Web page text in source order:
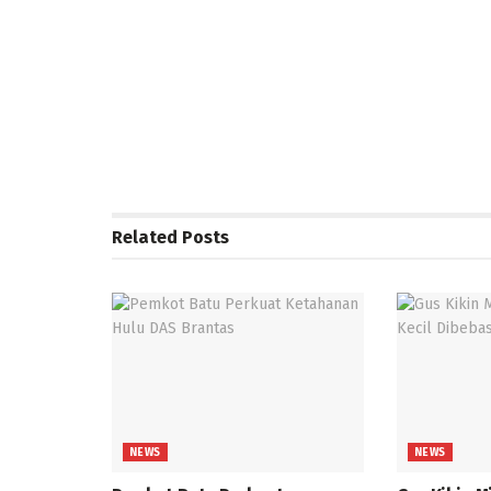
Related Posts
NEWS NEWS